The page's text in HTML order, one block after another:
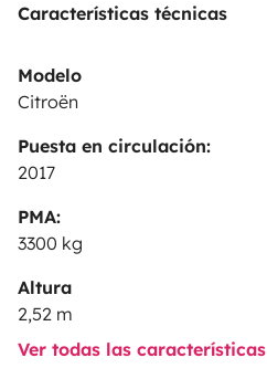
Características técnicas
Modelo
Citroën
Puesta en circulación:
2017
PMA:
3300 kg
Altura
2,52 m
Ver todas las características